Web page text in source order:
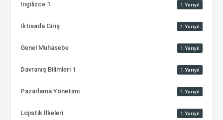
Ingilizce 1 1.Yarıyıl
İktisada Giriş 1.Yarıyıl
Genel Muhasebe 1.Yarıyıl
Davranış Bilimleri 1 1.Yarıyıl
Pazarlama Yönetimi 1.Yarıyıl
Lojistik İlkeleri 1.Yarıyıl